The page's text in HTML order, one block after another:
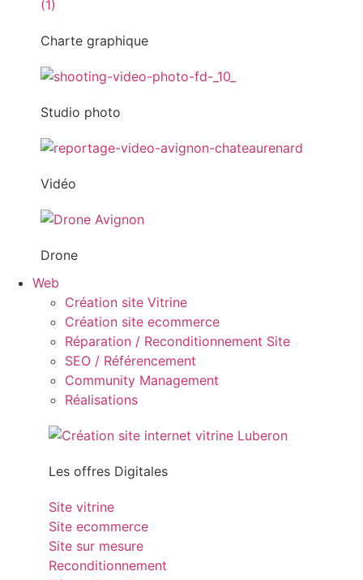
Charte graphique
Studio photo
Vidéo
Drone
Web
Création site Vitrine
Création site ecommerce
Réparation / Reconditionnement Site
SEO / Référencement
Community Management
Réalisations
Les offres Digitales
Site vitrine
Site ecommerce
Site sur mesure
Reconditionnement